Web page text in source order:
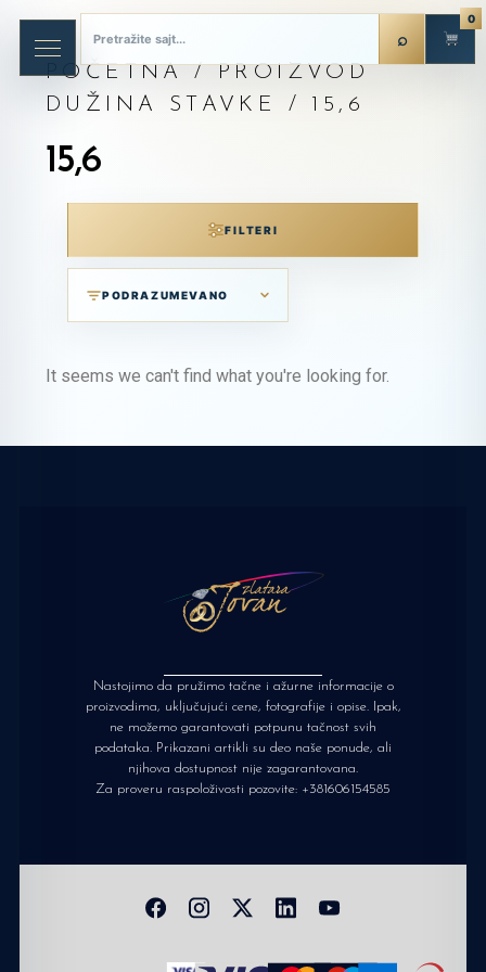
POČETNA
/ PROIZVOD
DUŽINA STAVKE / 15,6
15,6
FILTERI
It seems we can't find what you're looking for.
Nastojimo da pružimo tačne i ažurne informacije o
proizvodima, uključujući cene, fotografije i opise. Ipak,
ne možemo garantovati potpunu tačnost svih
podataka. Prikazani artikli su deo naše ponude, ali
njihova dostupnost nije zagarantovana.
Za proveru raspoloživosti pozovite: +381606154585
0